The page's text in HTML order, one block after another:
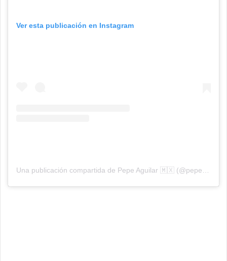
Ver esta publicación en Instagram
Una publicación compartida de Pepe Aguilar 🇲🇽 (@pepeaguilar_oficial)